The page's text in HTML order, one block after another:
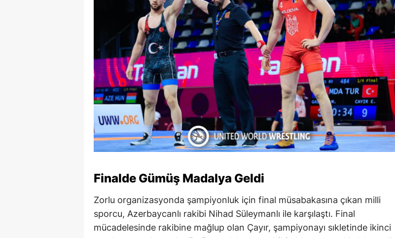
Finalde Gümüş Madalya Geldi
Zorlu organizasyonda şampiyonluk için final müsabakasına çıkan milli
sporcu, Azerbaycanlı rakibi Nihad Süleymanlı ile karşılaştı. Final
mücadelesinde rakibine mağlup olan Çayır, şampiyonayı sıkletinde ikinci